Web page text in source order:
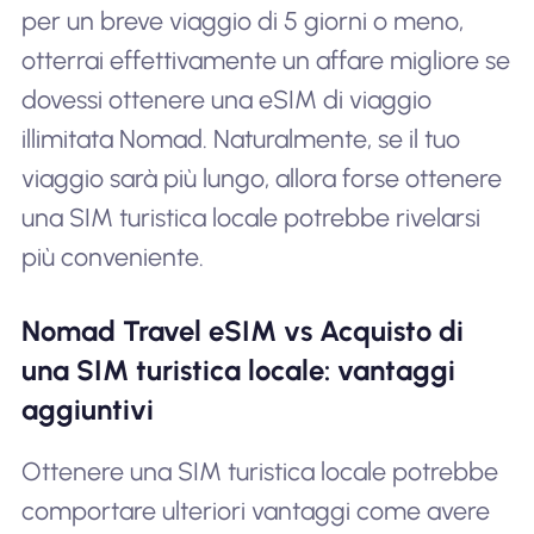
per un breve viaggio di 5 giorni o meno,
otterrai effettivamente un affare migliore se
dovessi ottenere una eSIM di viaggio
illimitata Nomad. Naturalmente, se il tuo
viaggio sarà più lungo, allora forse ottenere
una SIM turistica locale potrebbe rivelarsi
più conveniente.
Nomad Travel eSIM vs Acquisto di
una SIM turistica locale: vantaggi
aggiuntivi
Ottenere una SIM turistica locale potrebbe
comportare ulteriori vantaggi come avere